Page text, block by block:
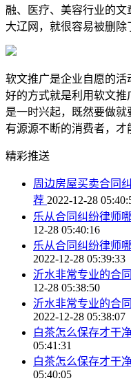
融、医疗、美容行业的
大辽网，就很容易被删除
软文推广是企业自愿的
好的方式就是利用软文
是一时兴起，既然要做
有源源不断的消费者，才
精彩推送
周边房屋买卖合同
荐 2022-12-28
乐从合同纠纷律师
12-28 05:40:16
乐从合同纠纷律师
2022-12-28 05:39:33
沂水非常专业的合
12-28 05:38:50
沂水非常专业的合
2022-12-28 05:38:07
白茶怎么保存才干
05:41:31
白茶怎么保存才干
05:40:05